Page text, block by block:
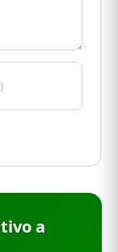
a